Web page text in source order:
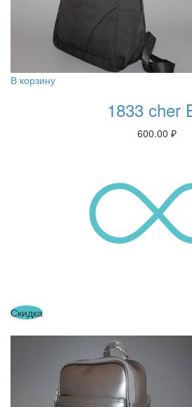
В корзину
1833 cher
600.00 ₽
Скидка